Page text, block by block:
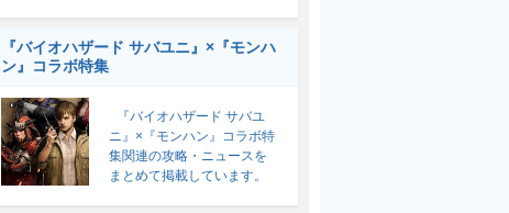
『バイオハザード サバユニ』×『モンハ
ン』コラボ特集
『バイオハザード サバユ
ニ』×『モンハン』コラボ特
集関連の攻略・ニュースを
まとめて掲載しています。